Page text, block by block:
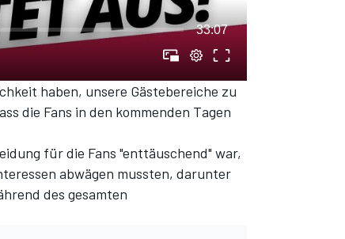
33:07
haben, unsere Gästebereiche zu
die Fans in den kommenden Tagen
für die Fans "enttäuschend" war,
abwägen mussten, darunter
des gesamten